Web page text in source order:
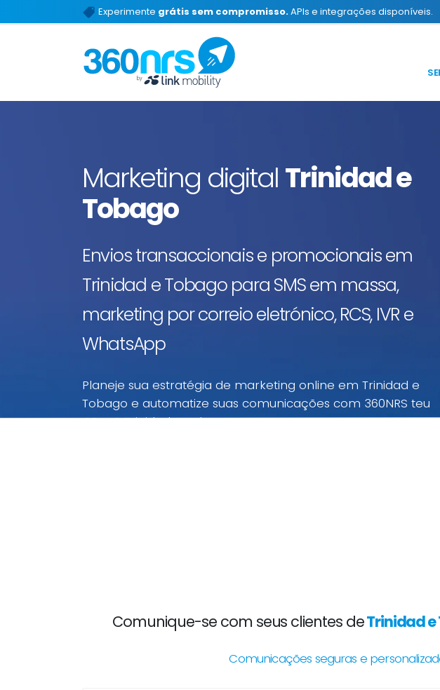
Experimente grátis sem compromisso.APIs e integrações disponíveis.
Marketing digital Trinidad e
Tobago
Envios transaccionais e promocionais em
Trinidad e Tobago para SMS em massa,
marketing por correio eletrónico, RCS, IVR e
WhatsApp
Planeje sua estratégia de marketing online em Trinidad e
Tobago e automatize suas comunicações com 360NRS teu
CPaaS Trinidad e Tobago
Comunique-se com seus clientes deTrinidad e
Comunicações seguras e